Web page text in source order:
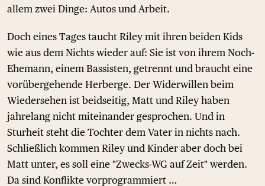
allem zwei Dinge: Autos und Arbeit.
Doch eines Tages taucht Riley mit ihren beiden Kids
wie aus dem Nichts wieder auf: Sie ist von ihrem Noch-
Ehemann, einem Bassisten, getrennt und braucht eine
vorübergehende Herberge. Der Widerwillen beim
Wiedersehen ist beidseitig, Matt und Riley haben
jahrelang nicht miteinander gesprochen. Und in
Sturheit steht die Tochter dem Vater in nichts nach.
Schließlich kommen Riley und Kinder aber doch bei
Matt unter, es soll eine "Zwecks-WG auf Zeit" werden.
Da sind Konflikte vorprogrammiert …